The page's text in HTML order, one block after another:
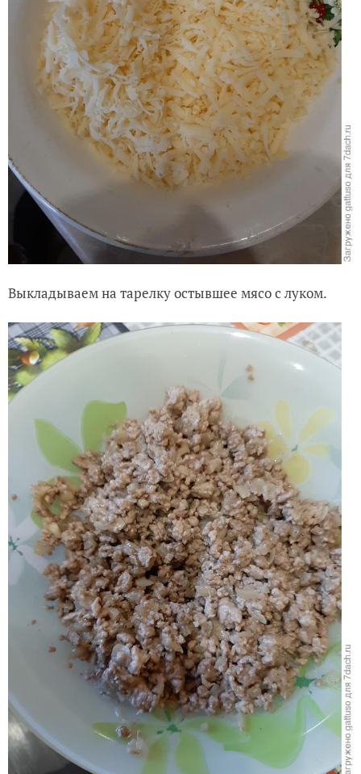
Выкладываем на тарелку остывшее мясо с луком.